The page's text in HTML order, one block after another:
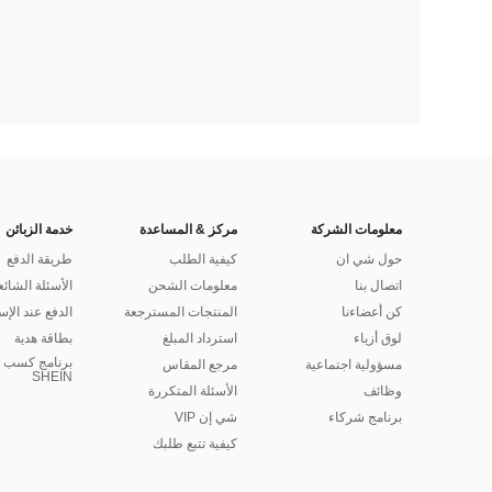
معلومات الشركة
حول شي ان
اتصال بنا
كن أعضاءنا
لوق أزياء
مسؤولية اجتماعية
وظائف
برنامج شركاء
مركز & المساعدة
كيفية الطلب
معلومات الشحن
المنتجات المسترجعة
استرداد المبلغ
مرجع المقاس
الأسئلة المتكررة
شي إن VIP
كيفية تتبع طلبك
خدمة الزبائن
طريقة الدفع
الأسئلة
الدفع عند
بطاقة هدية
برنامج كسب
SHEIN